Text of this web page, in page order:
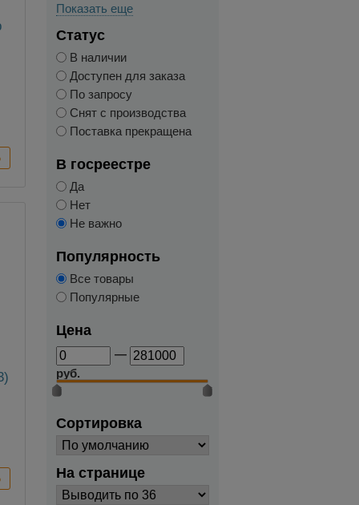
Показать еще
Статус
В наличии
Доступен для заказа
По запросу
Снят с производства
Поставка прекращена
В госреестре
Да
Нет
Не важно
Популярность
Все товары
Популярные
Цена
—
руб.
Сортировка
На странице